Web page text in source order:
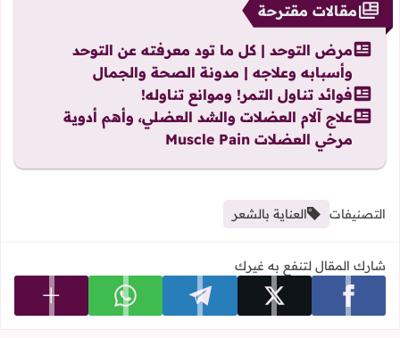
مقالات مقترحة
مرض التوحد | كل ما تود معرفته عن التوحد
وأسبابه وعلاجه | مدونة الصحة والجمال
فوائد تناول التمر! وموانع تناوله!
علاج آلام العضلات والشد العضلي، وأهم أدوية
مرخي العضلات Muscle Pain
التصنيفات العناية بالشعر
شارك المقال لتنفع به غيرك
شارك على facebook شارك على x شارك على telegram شارك على whatsapp عرض